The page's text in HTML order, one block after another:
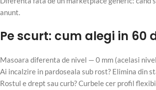
anunt.
Pe scurt: cum alegi in 60
Masoara diferenta de nivel — 0 mm (acelasi
Ai incalzire in pardoseala sub rost? Elimina din
Rostul e drept sau curb? Curbele cer profil